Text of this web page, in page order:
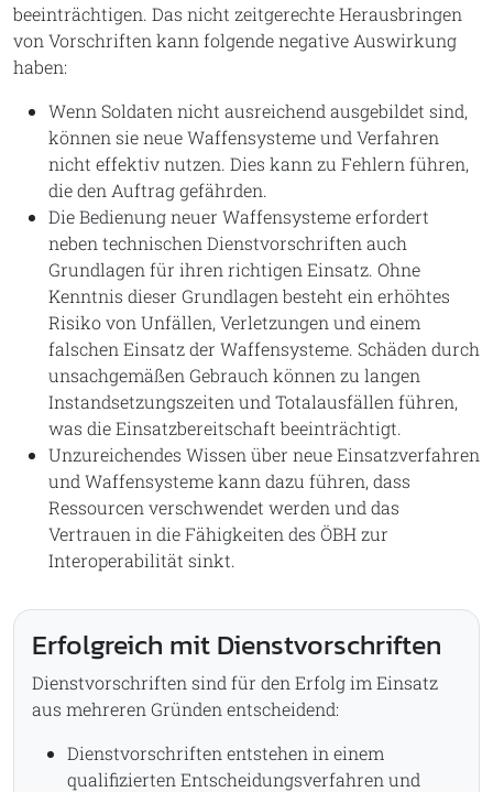
beeinträchtigen. Das nicht zeitgerechte Herausbringen
von Vorschriften kann folgende negative Auswirkung
haben:
Wenn Soldaten nicht ausreichend ausgebildet sind,
können sie neue Waffensysteme und Verfahren
nicht effektiv nutzen. Dies kann zu Fehlern führen,
die den Auftrag gefährden.
Die Bedienung neuer Waffensysteme erfordert
neben technischen Dienstvorschriften auch
Grundlagen für ihren richtigen Einsatz. Ohne
Kenntnis dieser Grundlagen besteht ein erhöhtes
Risiko von Unfällen, Verletzungen und einem
falschen Einsatz der Waffensysteme. Schäden durch
unsachgemäßen Gebrauch können zu langen
Instandsetzungszeiten und Totalausfällen führen,
was die Einsatzbereitschaft beeinträchtigt.
Unzureichendes Wissen über neue Einsatzverfahren
und Waffensysteme kann dazu führen, dass
Ressourcen verschwendet werden und das
Vertrauen in die Fähigkeiten des ÖBH zur
Interoperabilität sinkt.
Erfolgreich mit Dienstvorschriften
Dienstvorschriften sind für den Erfolg im Einsatz
aus mehreren Gründen entscheidend:
Dienstvorschriften entstehen in einem
qualifizierten Entscheidungsverfahren und